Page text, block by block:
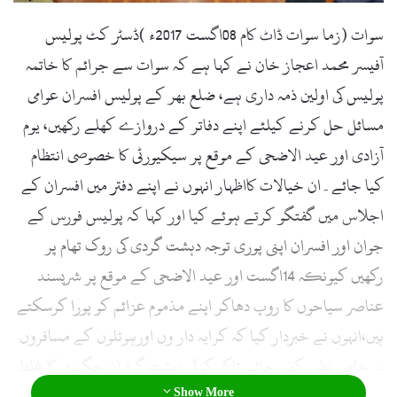
l
سوات (زما سوات ڈاٹ کام 08اگست 2017ء )ڈسٹر کٹ پولیس
آفیسر محمد اعجاز خان نے کہا ہے کہ سوات سے جرائم کا خاتمہ
پولیس کی اولین ذمہ داری ہے، ضلع بھر کے پولیس افسران عوامی
مسائل حل کرنے کیلئے اپنے دفاتر کے دروازے کھلے رکھیں، یوم
آزادی اور عید الاضحی کے موقع پر سیکیورٹی کا خصوصی انتظام
کیا جائے۔ان خیالات کااظہار انہوں نے اپنے دفتر میں افسران کے
اجلاس میں گفتگو کرتے ہوئے کیا اور کہا کہ پولیس فورس کے
جوان اور افسران اپنی پوری توجہ دہشت گردی کی روک تھام پر
رکھیں کیونکہ 14اگست اور عید الاضحی کے موقع پر شرپسند
عناصر سیاحوں کا روپ دھاکر اپنے مذموم عزائم کو پورا کرسکتے
ہیں،انہوں نے خبردار کیا کہ کرایہ دار وں اورہوٹلوں کے مسافروں
Show More